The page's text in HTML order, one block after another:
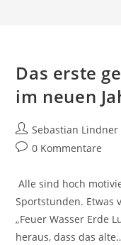
Das erste
im neuen
Beitrags-
Autor:
Sebastian Lindner
Beitrags-
0 Kommentare
Alle sind hoch
Sportstunden. Etwas
„Feuer Wasser Erde
heraus, dass das